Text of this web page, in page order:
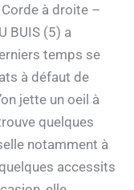
à droite –
BUIS (5) a
temps se
à défaut de
jette un oeil à
quelques
notamment à
accessits